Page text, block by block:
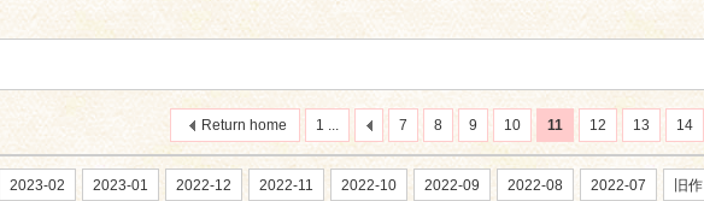
1 ... 7 8 9 10 11 12 13 14
Return home
2023-02 2023-01 2022-12 2022-11 2022-10 2022-09 2022-08 2022-07 旧作